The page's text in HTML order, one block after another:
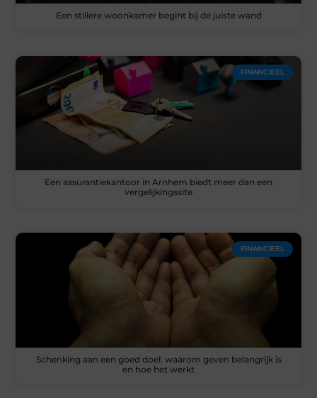
Een stillere woonkamer begint bij de juiste wand
FINANCIEEL
Een assurantiekantoor in Arnhem biedt meer dan een
vergelijkingssite
FINANCIEEL
Schenking aan een goed doel: waarom geven belangrijk is
en hoe het werkt